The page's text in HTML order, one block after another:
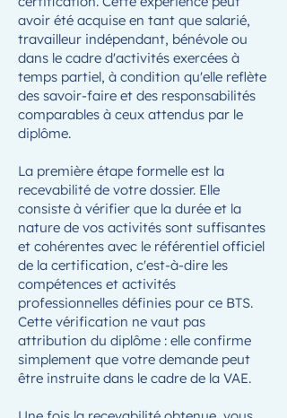
avoir été acquise en tant que salarié,
travailleur indépendant, bénévole ou
dans le cadre d'activités exercées à
temps partiel, à condition qu'elle reflète
des savoir-faire et des responsabilités
comparables à ceux attendus par le
diplôme.
La première étape formelle est la
recevabilité de votre dossier. Elle
consiste à vérifier que la durée et la
nature de vos activités sont suffisantes
et cohérentes avec le référentiel officiel
de la certification, c'est-à-dire les
compétences et activités
professionnelles définies pour ce BTS.
Cette vérification ne vaut pas
attribution du diplôme : elle confirme
simplement que votre demande peut
être instruite dans le cadre de la VAE.